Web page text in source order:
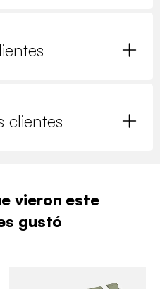
clientes
vieron este
gustó